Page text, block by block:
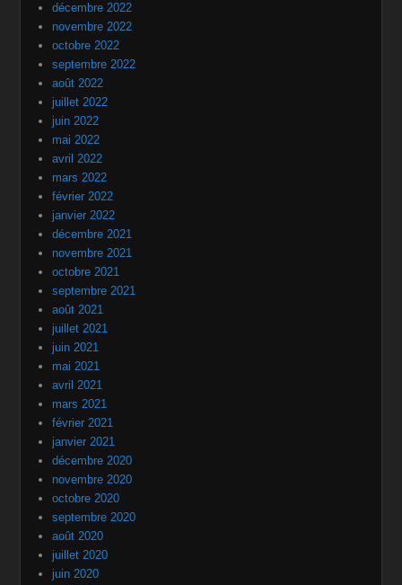
décembre 2022
novembre 2022
octobre 2022
septembre 2022
août 2022
juillet 2022
juin 2022
mai 2022
avril 2022
mars 2022
février 2022
janvier 2022
décembre 2021
novembre 2021
octobre 2021
septembre 2021
août 2021
juillet 2021
juin 2021
mai 2021
avril 2021
mars 2021
février 2021
janvier 2021
décembre 2020
novembre 2020
octobre 2020
septembre 2020
août 2020
juillet 2020
juin 2020